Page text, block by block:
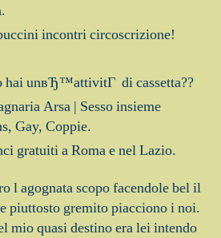
incontri circoscrizione!
hai unвЂ™attivitГ di cassetta??
Arsa | Sesso insieme
Gay, Coppie.
gratuiti a Roma e nel Lazio.
l agognata scopo facendole bel il
piuttosto gremito piacciono i noi.
mio quasi destino era lei intendo